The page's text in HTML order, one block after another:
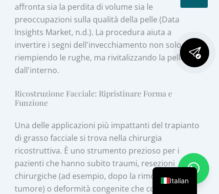
affronta sia la perdita di volume sia le
preoccupazioni sulla qualità della pelle (Data
Insights Market, n.d.). La procedura aiuta a
invertire i segni dell'invecchiamento non solo
riempiendo le rughe, ma rivitalizzando la pelle
dall'interno.
Ricostruzione Facciale: Ripristinare Forma e
Funzione
Una delle applicazioni più impattanti del trapianto
di grasso facciale si trova nella chirurgia
ricostruttiva. È uno strumento prezioso per i
pazienti che hanno subito traumi, resezioni
chirurgiche (ad esempio, dopo la rimozione di un
tumore) o deformità congenite che comportano
Italian